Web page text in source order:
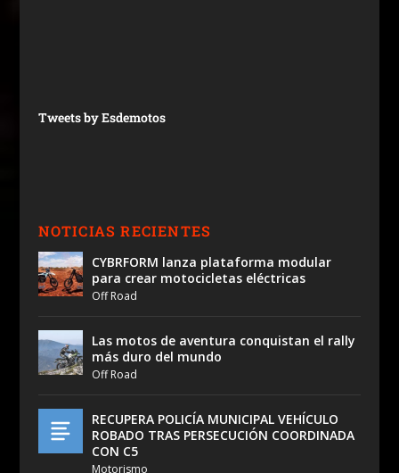
Tweets by Esdemotos
NOTICIAS RECIENTES
CYBRFORM lanza plataforma modular
para crear motocicletas eléctricas
Off Road
Las motos de aventura conquistan el rally
más duro del mundo
Off Road
RECUPERA POLICÍA MUNICIPAL VEHÍCULO
ROBADO TRAS PERSECUCIÓN COORDINADA
CON C5
Motorismo